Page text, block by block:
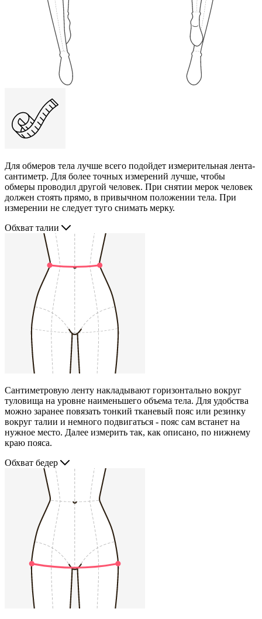
Для обмеров тела лучше всего подойдет измерительная лента-
сантиметр. Для более точных измерений лучше, чтобы
обмеры проводил другой человек. При снятии мерок человек
должен стоять прямо, в привычном положении тела. При
измерении не следует туго снимать мерку.
Обхват талии
Сантиметровую ленту накладывают горизонтально вокруг
туловища на уровне наименьшего объема тела. Для удобства
можно заранее повязать тонкий тканевый пояс или резинку
вокруг талии и немного подвигаться - пояс сам встанет на
нужное место. Далее измерить так, как описано, по нижнему
краю пояса.
Обхват бедер